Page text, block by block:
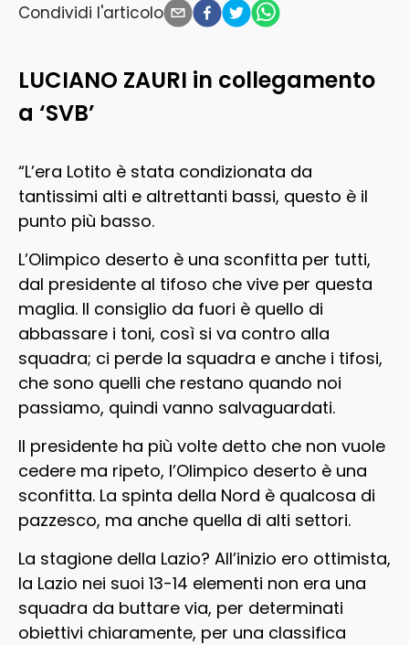
Condividi l'articolo
LUCIANO ZAURI in collegamento
a ‘SVB’
“L’era Lotito è stata condizionata da
tantissimi alti e altrettanti bassi, questo è il
punto più basso.
L’Olimpico deserto è una sconfitta per tutti,
dal presidente al tifoso che vive per questa
maglia. Il consiglio da fuori è quello di
abbassare i toni, così si va contro alla
squadra; ci perde la squadra e anche i tifosi,
che sono quelli che restano quando noi
passiamo, quindi vanno salvaguardati.
Il presidente ha più volte detto che non vuole
cedere ma ripeto, l’Olimpico deserto è una
sconfitta. La spinta della Nord è qualcosa di
pazzesco, ma anche quella di alti settori.
La stagione della Lazio? All’inizio ero ottimista,
la Lazio nei suoi 13-14 elementi non era una
squadra da buttare via, per determinati
obiettivi chiaramente, per una classifica